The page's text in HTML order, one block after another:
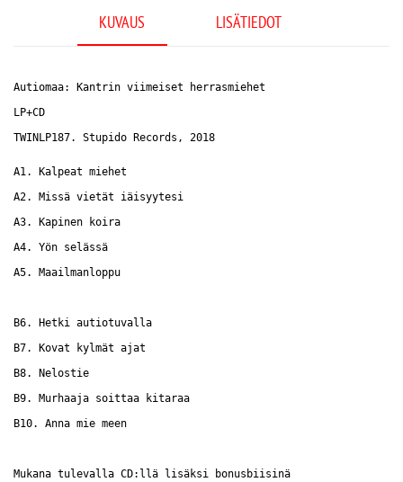
KUVAUS LISÄTIEDOT
Autiomaa: Kantrin viimeiset herrasmiehet
LP+CD
TWINLP187. Stupido Records, 2018
A1. Kalpeat miehet
A2. Missä vietät iäisyytesi
A3. Kapinen koira
A4. Yön selässä
A5. Maailmanloppu
B6. Hetki autiotuvalla
B7. Kovat kylmät ajat
B8. Nelostie
B9. Murhaaja soittaa kitaraa
B10. Anna mie meen
Mukana tulevalla CD:llä lisäksi bonusbiisinä